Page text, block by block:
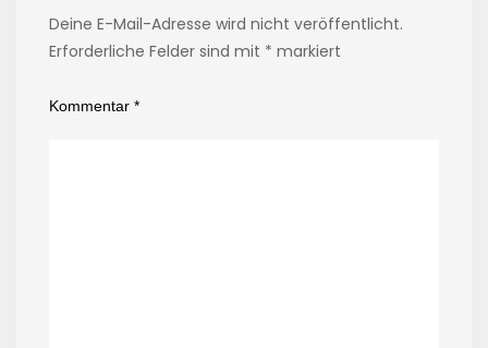
Deine E-Mail-Adresse wird nicht veröffentlicht.
Erforderliche Felder sind mit * markiert
Kommentar *